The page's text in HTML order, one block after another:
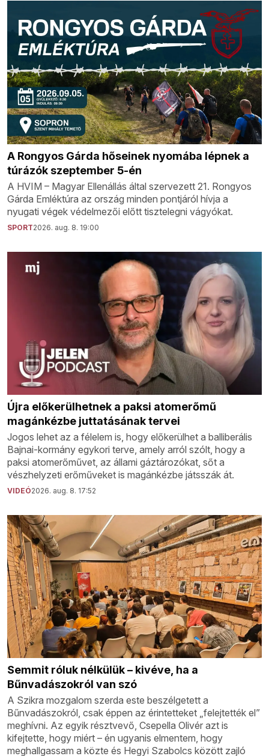
A Rongyos Gárda hőseinek nyomába lépnek a
túrázók szeptember 5-én
A HVIM – Magyar Ellenállás által szervezett 21. Rongyos
Gárda Emléktúra az ország minden pontjáról hívja a
nyugati végek védelmezői előtt tisztelegni vágyókat.
SPORT2026. aug. 8. 19:00
Újra előkerülhetnek a paksi atomerőmű
magánkézbe juttatásának tervei
Jogos lehet az a félelem is, hogy előkerülhet a balliberális
Bajnai-kormány egykori terve, amely arról szólt, hogy a
paksi atomerőművet, az állami gáztározókat, sőt a
vészhelyzeti erőműveket is magánkézbe játsszák át.
VIDEÓ2026. aug. 8. 17:52
Semmit róluk nélkülük – kivéve, ha a
Bűnvadászokról van szó
A Szikra mozgalom szerda este beszélgetett a
Bűnvadászokról, csak éppen az érintetteket „felejtették el”
meghívni. Az egyik résztvevő, Csepella Olivér azt is
kifejtette, hogy miért – én ugyanis elmentem, hogy
meghallgassam a közte és Hegyi Szabolcs között zajló